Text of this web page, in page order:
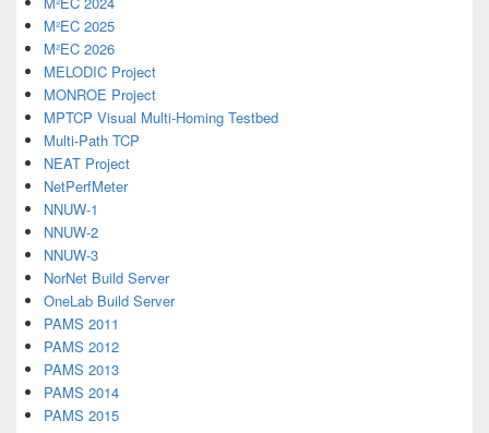
M²EC 2025
M²EC 2026
MELODIC Project
MONROE Project
MPTCP Visual Multi-Homing Testbed
Multi-Path TCP
NEAT Project
NetPerfMeter
NNUW-1
NNUW-2
NNUW-3
NorNet Build Server
OneLab Build Server
PAMS 2011
PAMS 2012
PAMS 2013
PAMS 2014
PAMS 2015